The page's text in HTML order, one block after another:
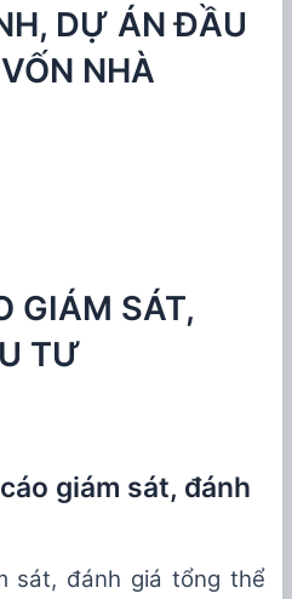
DỰ ÁN ĐẦU
NHÀ
GIÁM SÁT,
TƯ
giám sát, đánh
sát, đánh giá tổng thể